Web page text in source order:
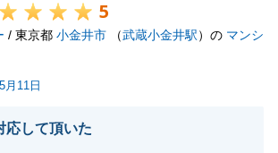
っております。
りの事がございましたらいつでもご連
が、この度は弊社をご利用いただき
5
/ 東京都 小金井市 （武蔵小金井駅）の マンシ
月11日
応して頂いた